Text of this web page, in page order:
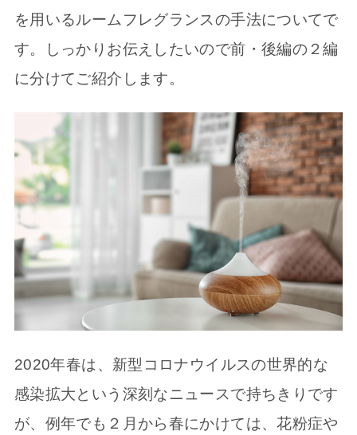
を用いるルームフレグランスの手法についてで
す。しっかりお伝えしたいので前・後編の２編
に分けてご紹介します。
2020年春は、新型コロナウイルスの世界的な
感染拡大という深刻なニュースで持ちきりです
が、例年でも２月から春にかけては、花粉症や